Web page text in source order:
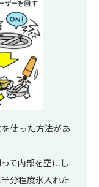
を使った方法があ
て内部を空にし
分程度氷入れた